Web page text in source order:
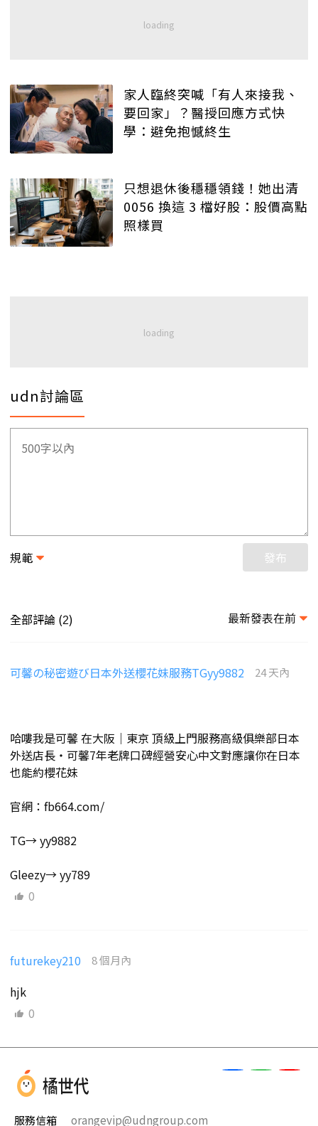
家人臨終突喊「有人來接我、
要回家」？醫授回應方式快
學：避免抱憾終生
只想退休後穩穩領錢！她出清
0056 換這 3 檔好股：股價高點
照樣買
udn討論區
規範 發布
全部評論 (2) 最新發表在前
可馨の秘密遊び日本外送櫻花妹服務TGyy9882 24 天內
哈嘍我是可馨 在大阪｜東京 頂級上門服務高級俱樂部日本
外送店長・可馨7年老牌口碑經營安心中文對應讓你在日本
也能約櫻花妹
官網：fb664.com/
TG→ yy9882
Gleezy→ yy789
0
futurekey210 8 個月內
hjk
0
服務信箱 orangevip@udngroup.com